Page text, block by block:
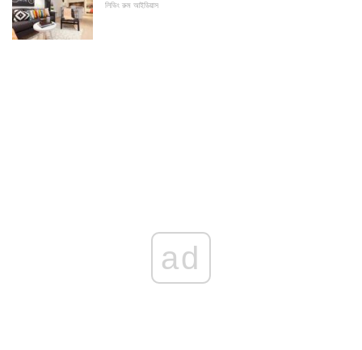
লিভিং রুম আইডিয়াস
ad